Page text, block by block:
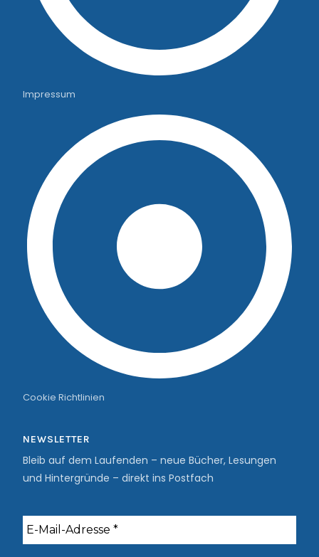
Impressum
Cookie Richtlinien
NEWSLETTER
Bleib auf dem Laufenden – neue Bücher, Lesungen
und Hintergründe – direkt ins Postfach